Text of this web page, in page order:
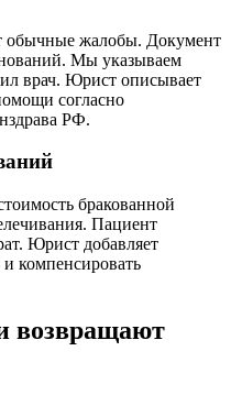
жалобы. Документ
Мы указываем
врач. Юрист описывает
согласно
РФ.
бракованной
Пациент
Юрист добавляет
компенсировать
возвращают